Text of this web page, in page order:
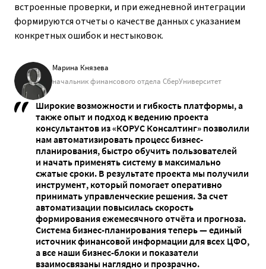
встроенные проверки, и при ежедневной интеграции
формируются отчеты о качестве данных с указанием
конкретных ошибок и нестыковок.
Марина Князева
начальник финансового отдела СберУниверситет
Широкие возможности и гибкость платформы, а
также опыт и подход к ведению проекта
консультантов из «КОРУС Консалтинг» позволили
нам автоматизировать процесс бизнес-
планирования, быстро обучить пользователей
и начать применять систему в максимально
сжатые сроки. В результате проекта мы получили
инструмент, который помогает оперативно
принимать управленческие решения. За счет
автоматизации повысилась скорость
формирования ежемесячного отчёта и прогноза.
Система бизнес-планирования теперь — единый
источник финансовой информации для всех ЦФО,
а все наши бизнес-блоки и показатели
взаимосвязаны наглядно и прозрачно.